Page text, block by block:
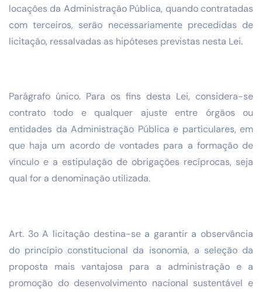
locações da Administração Pública, quando contratadas
com terceiros, serão necessariamente precedidas de
licitação, ressalvadas as hipóteses previstas nesta Lei.
Parágrafo único. Para os fins desta Lei, considera-se
contrato todo e qualquer ajuste entre órgãos ou
entidades da Administração Pública e particulares, em
que haja um acordo de vontades para a formação de
vínculo e a estipulação de obrigações recíprocas, seja
qual for a denominação utilizada.
Art. 3o A licitação destina-se a garantir a observância
do princípio constitucional da isonomia, a seleção da
proposta mais vantajosa para a administração e a
promoção do desenvolvimento nacional sustentável e